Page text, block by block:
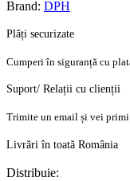
Aventura
Brand: DPH
Plăți securizate
Cumperi în siguranță cu
Suport/ Relații cu clienții
Trimite un email și vei
Livrări în toată România
Distribuie: